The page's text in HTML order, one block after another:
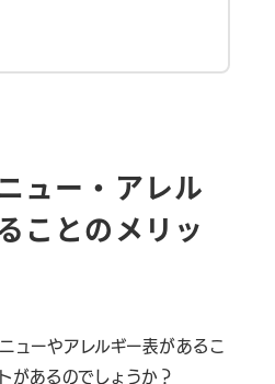
ュー・アレル
ことのメリッ
ューやアレルギー表があるこ
があるのでしょうか？